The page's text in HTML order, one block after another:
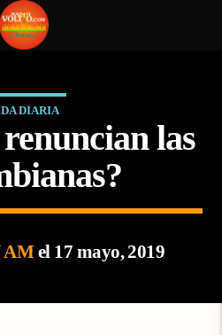
DIARIA
las
AMel 17 mayo, 2019